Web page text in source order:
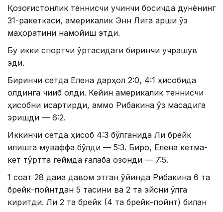
Қозоғистонлик теннисчи учинчи босқичда дунёнинг
31-ракеткаси, америкалик Энн Лига қарши ўз
маҳоратини намойиш этди.
Бу икки спортчи ўртасидаги биринчи учрашув
эди.
Биринчи сетда Елена дарҳол 2:0, 4:1 ҳисобида
олдинга чиқиб олди. Кейин америкалик теннисчи
ҳисобни қисқартирди, аммо Рибакина ўз мақсадига
эришди — 6:2.
Иккинчи сетда ҳисоб 4:3 бўлганида Ли брейк
қилишга муваффақ бўлди — 5:3. Бироқ, Елена кетма-
кет тўртта геймда ғалаба қозонди — 7:5.
1 соат 28 дақиқа давом этган ўйинда Рибакина 6 та
брейк-пойнтдан 5 тасини ва 2 та эйсни қўлга
киритди. Ли 2 та брейк (4 та брейк-пойнт) билан